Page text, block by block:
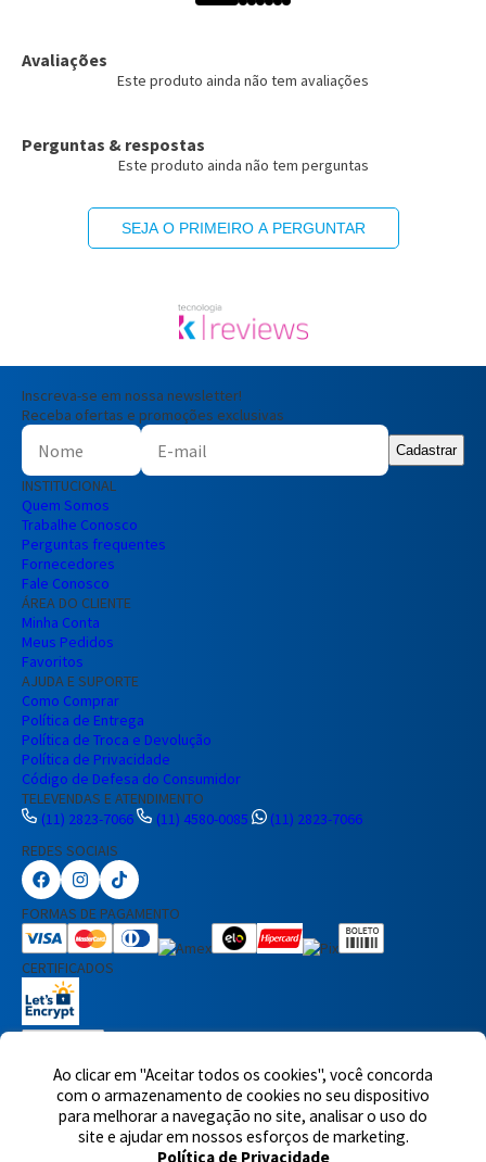
Ao clicar em "Aceitar todos os cookies", você concorda
com o armazenamento de cookies no seu dispositivo
para melhorar a navegação no site, analisar o uso do
site e ajudar em nossos esforços de marketing.
Política de Privacidade
Avaliações
Este produto ainda não tem avaliações
Perguntas & respostas
Este produto ainda não tem perguntas
SEJA O PRIMEIRO A PERGUNTAR
Inscreva-se em nossa newsletter!
Receba ofertas e promoções exclusivas
Cadastrar
INSTITUCIONAL
Quem Somos
Trabalhe Conosco
Perguntas frequentes
Fornecedores
Fale Conosco
ÁREA DO CLIENTE
Minha Conta
Meus Pedidos
Favoritos
AJUDA E SUPORTE
Como Comprar
Política de Entrega
Política de Troca e Devolução
Política de Privacidade
Código de Defesa do Consumidor
TELEVENDAS E ATENDIMENTO
(11) 2823-7066
(11) 4580-0085
(11) 2823-7066
REDES SOCIAIS
FORMAS DE PAGAMENTO
CERTIFICADOS
7460 avaliações reais
© 2025,Eletrônica Santana Ltda. Todos os direitos reservados.
Iniciar Conversa